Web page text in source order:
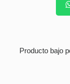
Producto bajo